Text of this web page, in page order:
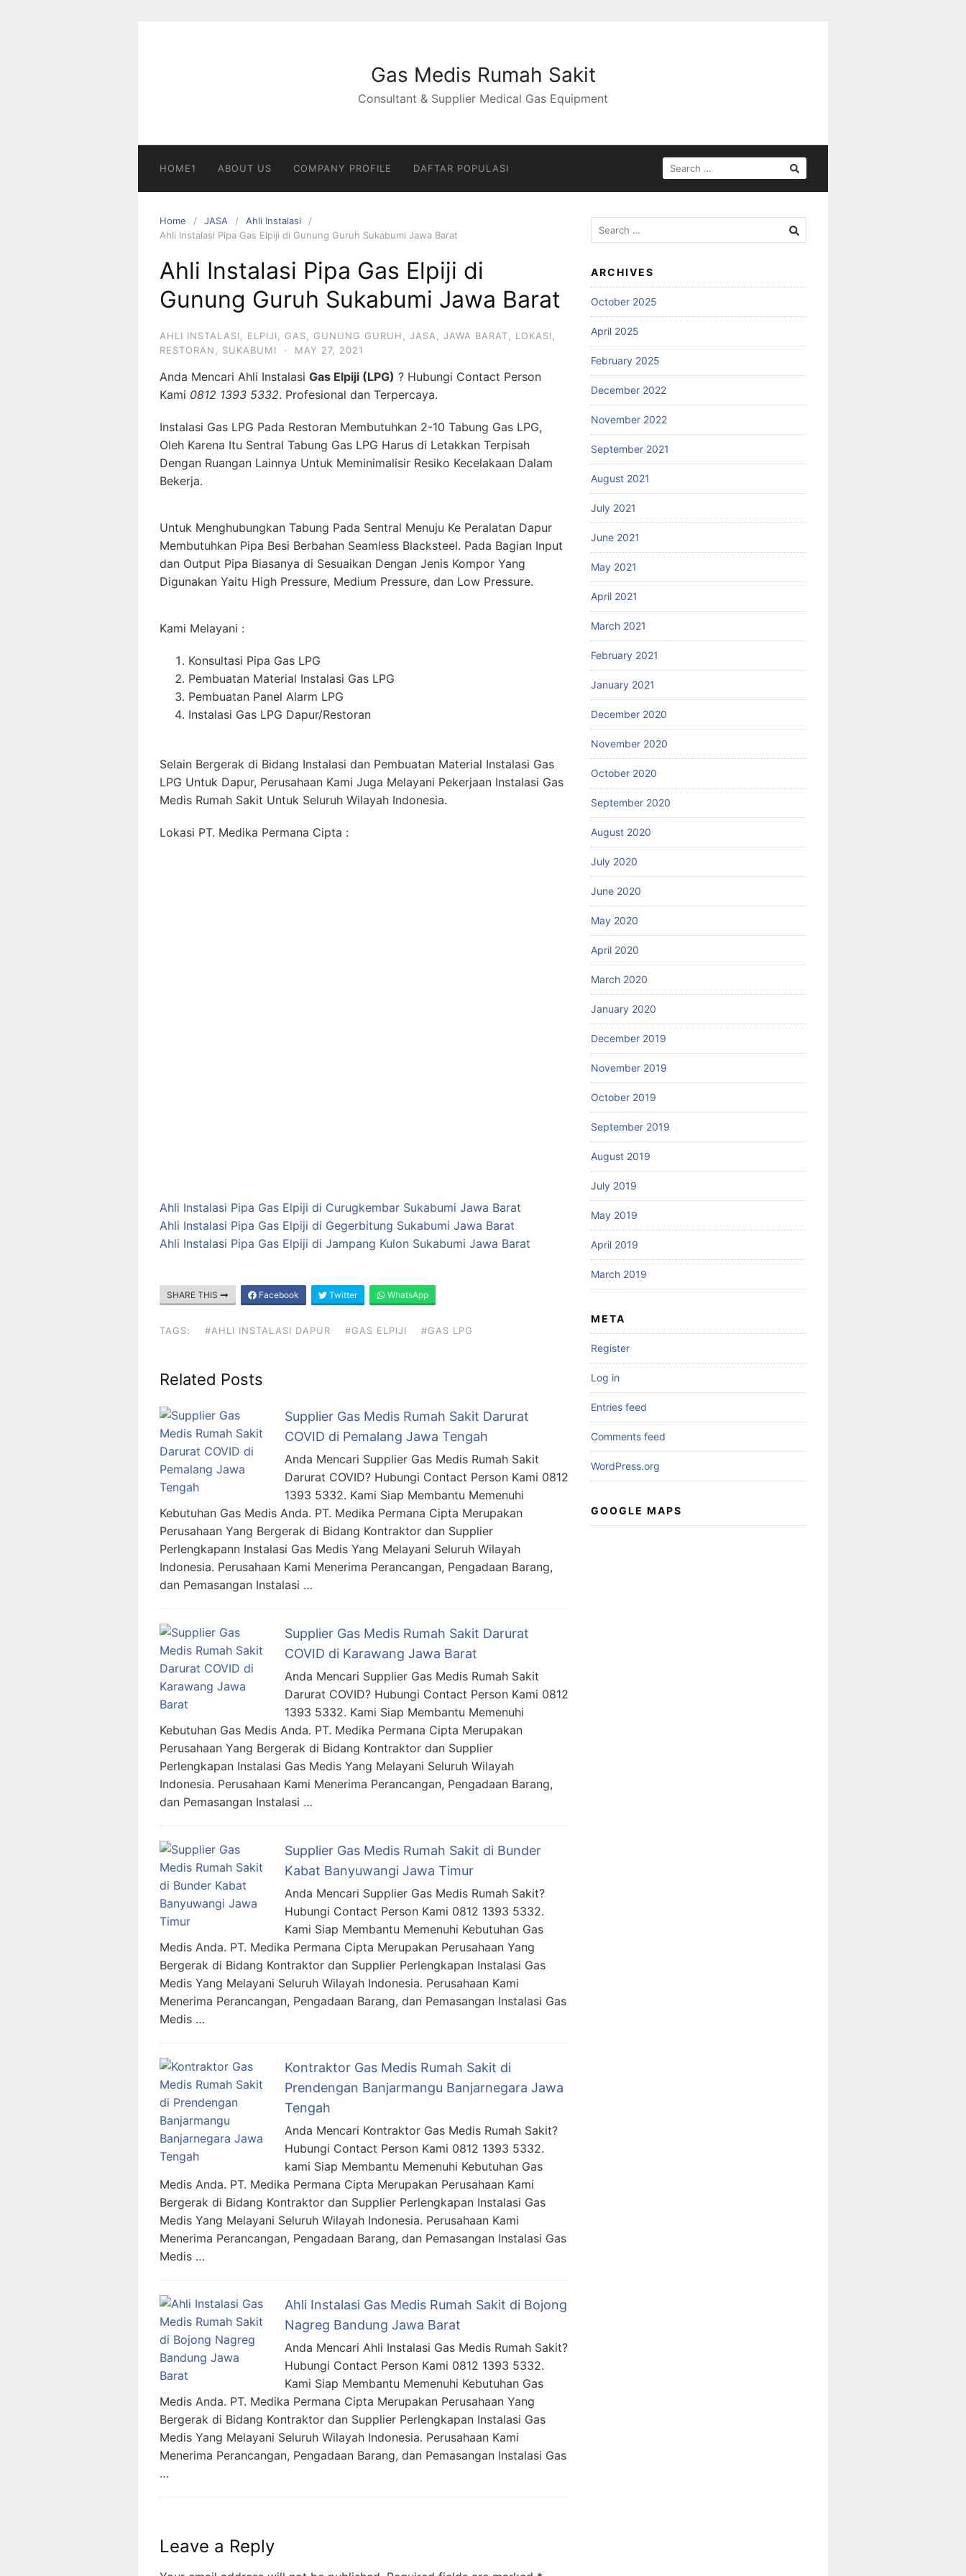
Gas Medis Rumah Sakit
Consultant & Supplier Medical Gas Equipment
HOME1 ABOUT US COMPANY PROFILE DAFTAR POPULASI
SEARCH
FOR:
Home JASA
Ahli Instalasi
Ahli Instalasi Pipa Gas Elpiji di Gunung Guruh Sukabumi Jawa Barat
Ahli Instalasi Pipa Gas Elpiji di
Gunung Guruh Sukabumi Jawa Barat
AHLI INSTALASI ELPIJI GAS GUNUNG GURUH JASA JAWA BARAT LOKASI
RESTORAN
SUKABUMI · MAY 27, 2021
Anda Mencari Ahli Instalasi Gas Elpiji (LPG) ? Hubungi Contact Person
Kami 0812 1393 5332. Profesional dan Terpercaya.
Instalasi Gas LPG Pada Restoran Membutuhkan 2-10 Tabung Gas LPG,
Oleh Karena Itu Sentral Tabung Gas LPG Harus di Letakkan Terpisah
Dengan Ruangan Lainnya Untuk Meminimalisir Resiko Kecelakaan Dalam
Bekerja.
Untuk Menghubungkan Tabung Pada Sentral Menuju Ke Peralatan Dapur
Membutuhkan Pipa Besi Berbahan Seamless Blacksteel. Pada Bagian Input
dan Output Pipa Biasanya di Sesuaikan Dengan Jenis Kompor Yang
Digunakan Yaitu High Pressure, Medium Pressure, dan Low Pressure.
Kami Melayani :
Konsultasi Pipa Gas LPG
Pembuatan Material Instalasi Gas LPG
Pembuatan Panel Alarm LPG
Instalasi Gas LPG Dapur/Restoran
Selain Bergerak di Bidang Instalasi dan Pembuatan Material Instalasi Gas
LPG Untuk Dapur, Perusahaan Kami Juga Melayani Pekerjaan Instalasi Gas
Medis Rumah Sakit Untuk Seluruh Wilayah Indonesia.
Lokasi PT. Medika Permana Cipta :
Ahli Instalasi Pipa Gas Elpiji di Curugkembar Sukabumi Jawa Barat
Ahli Instalasi Pipa Gas Elpiji di Gegerbitung Sukabumi Jawa Barat
Ahli Instalasi Pipa Gas Elpiji di Jampang Kulon Sukabumi Jawa Barat
SHARE THIS Facebook Twitter WhatsApp
TAGS: #AHLI INSTALASI DAPUR #GAS ELPIJI #GAS LPG
Related Posts
Supplier Gas Medis Rumah Sakit Darurat
COVID di Pemalang Jawa Tengah
Anda Mencari Supplier Gas Medis Rumah Sakit
Darurat COVID? Hubungi Contact Person Kami 0812
1393 5332. Kami Siap Membantu Memenuhi
Kebutuhan Gas Medis Anda. PT. Medika Permana Cipta Merupakan
Perusahaan Yang Bergerak di Bidang Kontraktor dan Supplier
Perlengkapann Instalasi Gas Medis Yang Melayani Seluruh Wilayah
Indonesia. Perusahaan Kami Menerima Perancangan, Pengadaan Barang,
dan Pemasangan Instalasi …
Supplier Gas Medis Rumah Sakit Darurat
COVID di Karawang Jawa Barat
Anda Mencari Supplier Gas Medis Rumah Sakit
Darurat COVID? Hubungi Contact Person Kami 0812
1393 5332. Kami Siap Membantu Memenuhi
Kebutuhan Gas Medis Anda. PT. Medika Permana Cipta Merupakan
Perusahaan Yang Bergerak di Bidang Kontraktor dan Supplier
Perlengkapan Instalasi Gas Medis Yang Melayani Seluruh Wilayah
Indonesia. Perusahaan Kami Menerima Perancangan, Pengadaan Barang,
dan Pemasangan Instalasi …
Supplier Gas Medis Rumah Sakit di Bunder
Kabat Banyuwangi Jawa Timur
Anda Mencari Supplier Gas Medis Rumah Sakit?
Hubungi Contact Person Kami 0812 1393 5332.
Kami Siap Membantu Memenuhi Kebutuhan Gas
Medis Anda. PT. Medika Permana Cipta Merupakan Perusahaan Yang
Bergerak di Bidang Kontraktor dan Supplier Perlengkapan Instalasi Gas
Medis Yang Melayani Seluruh Wilayah Indonesia. Perusahaan Kami
Menerima Perancangan, Pengadaan Barang, dan Pemasangan Instalasi Gas
Medis …
Kontraktor Gas Medis Rumah Sakit di
Prendengan Banjarmangu Banjarnegara Jawa
Tengah
Anda Mencari Kontraktor Gas Medis Rumah Sakit?
Hubungi Contact Person Kami 0812 1393 5332.
kami Siap Membantu Memenuhi Kebutuhan Gas
Medis Anda. PT. Medika Permana Cipta Merupakan Perusahaan Kami
Bergerak di Bidang Kontraktor dan Supplier Perlengkapan Instalasi Gas
Medis Yang Melayani Seluruh Wilayah Indonesia. Perusahaan Kami
Menerima Perancangan, Pengadaan Barang, dan Pemasangan Instalasi Gas
Medis …
Ahli Instalasi Gas Medis Rumah Sakit di Bojong
Nagreg Bandung Jawa Barat
Anda Mencari Ahli Instalasi Gas Medis Rumah Sakit?
Hubungi Contact Person Kami 0812 1393 5332.
Kami Siap Membantu Memenuhi Kebutuhan Gas
Medis Anda. PT. Medika Permana Cipta Merupakan Perusahaan Yang
Bergerak di Bidang Kontraktor dan Supplier Perlengkapan Instalasi Gas
Medis Yang Melayani Seluruh Wilayah Indonesia. Perusahaan Kami
Menerima Perancangan, Pengadaan Barang, dan Pemasangan Instalasi Gas
…
Leave a Reply
Search
for:
ARCHIVES
October 2025
April 2025
February 2025
December 2022
November 2022
September 2021
August 2021
July 2021
June 2021
May 2021
April 2021
March 2021
February 2021
January 2021
December 2020
November 2020
October 2020
September 2020
August 2020
July 2020
June 2020
May 2020
April 2020
March 2020
January 2020
December 2019
November 2019
October 2019
September 2019
August 2019
July 2019
May 2019
April 2019
March 2019
META
Register
Log in
Entries feed
Comments feed
WordPress.org
GOOGLE MAPS